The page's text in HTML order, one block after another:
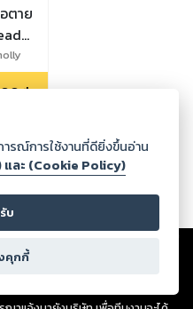
ตาย
฿
สตอรี่ล็อกขอสงวนสิทธิ์ไม่รับผิดชอบ
ต์และปรากฏว่าละเมิดสิทธิใน
ฎหมายและศีลธรรม ดังนั้น ผู้อ่าน
งด้วยตนเอง และหากท่านพบว่าส่วน
ารณ์การใช้งานที่ดียิ่งขึ้นอ่าน
ละ (Cookie Policy)
บ
คุกกี้